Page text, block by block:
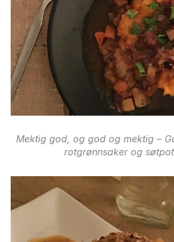
Mektig god, og god og mektig –
rotgrønnsaker og